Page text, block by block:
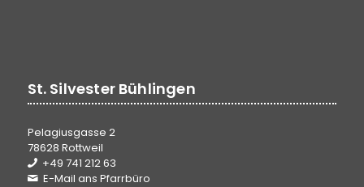
St. Silvester Bühlingen
Pelagiusgasse 2
78628 Rottweil
+49 741 212 63
E-Mail ans Pfarrbüro